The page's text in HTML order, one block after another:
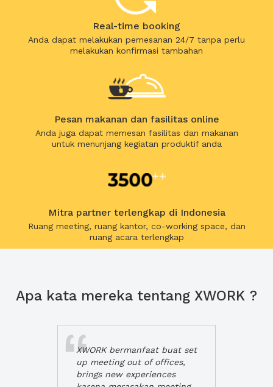
Real-time booking
Anda dapat melakukan pemesanan 24/7 tanpa perlu
melakukan konfirmasi tambahan
Pesan makanan dan fasilitas online
Anda juga dapat memesan fasilitas dan makanan
untuk menunjang kegiatan produktif anda
Mitra partner terlengkap di Indonesia
Ruang meeting, ruang kantor, co-working space, dan
ruang acara terlengkap
Apa kata mereka tentang XWORK ?
XWORK bermanfaat buat set
up meeting out of offices,
brings new experiences